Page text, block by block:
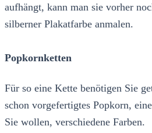
aufhängt, kann man sie vorher
silberner Plakatfarbe anmalen.
Popkornketten
Für so eine Kette benötigen Sie
schon vorgefertigtes Popkorn,
Sie wollen, verschiedene Farben.